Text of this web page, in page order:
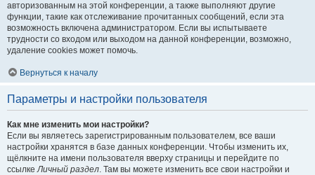
авторизованным на этой конференции, а также выполняют другие
функции, такие как отслеживание прочитанных сообщений, если эта
возможность включена администратором. Если вы испытываете
трудности со входом или выходом на данной конференции, возможно,
удаление cookies может помочь.
Вернуться к началу
Параметры и настройки пользователя
Как мне изменить мои настройки?
Если вы являетесь зарегистрированным пользователем, все ваши
настройки хранятся в базе данных конференции. Чтобы изменить их,
щёлкните на имени пользователя вверху страницы и перейдите по
ссылкеЛичный раздел. Там вы можете изменить все свои настройки и